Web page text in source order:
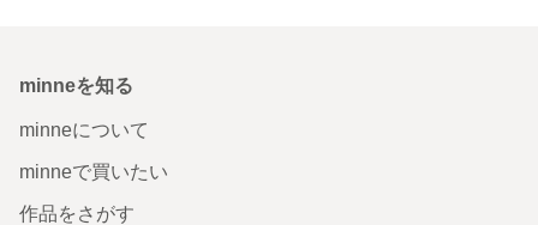
minneを知る
minneについて
minneで買いたい
作品をさがす